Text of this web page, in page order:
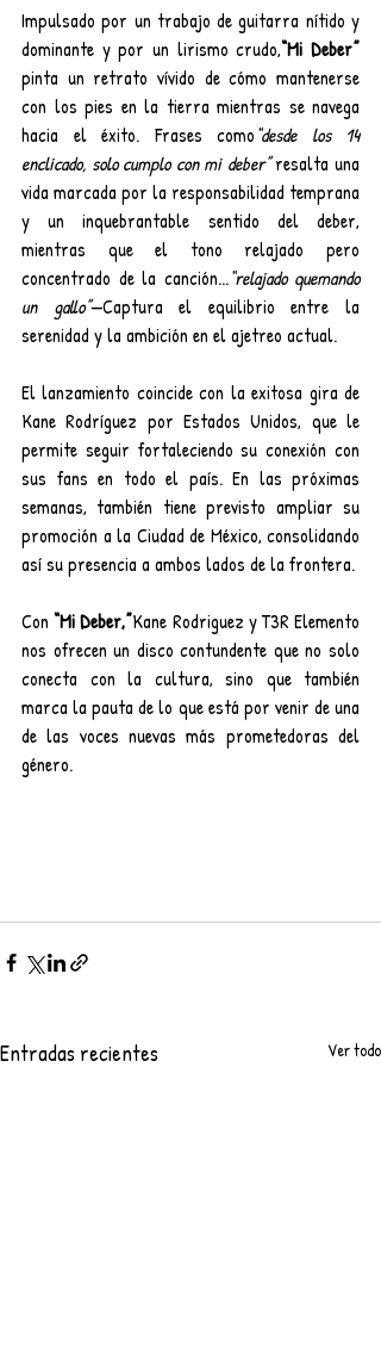
Impulsado por un trabajo de guitarra nítido y
dominante y por un lirismo crudo,
pinta un retrato vívido de cómo mantenerse
con los pies en la tierra mientras se navega
hacia el éxito. Frases como“desde los 14
enclicado, solo cumplo con mi deber” resalta una
vida marcada por la responsabilidad temprana
y un inquebrantable sentido del deber,
mientras que el tono relajado pero
concentrado de la canción...“relajado quemando
un gallo”—Captura el equilibrio entre la
serenidad y la ambición en el ajetreo actual.
El lanzamiento coincide con la exitosa gira de
Kane Rodríguez por Estados Unidos, que le
permite seguir fortaleciendo su conexión con
sus fans en todo el país. En las próximas
semanas, también tiene previsto ampliar su
promoción a la Ciudad de México, consolidando
así su presencia a ambos lados de la frontera.
Con “Mi Deber,”Kane Rodriguez y T3R Elemento
nos ofrecen un disco contundente que no solo
conecta con la cultura, sino que también
marca la pauta de lo que está por venir de una
de las voces nuevas más prometedoras del
género.
Entradas recientes Ver todo